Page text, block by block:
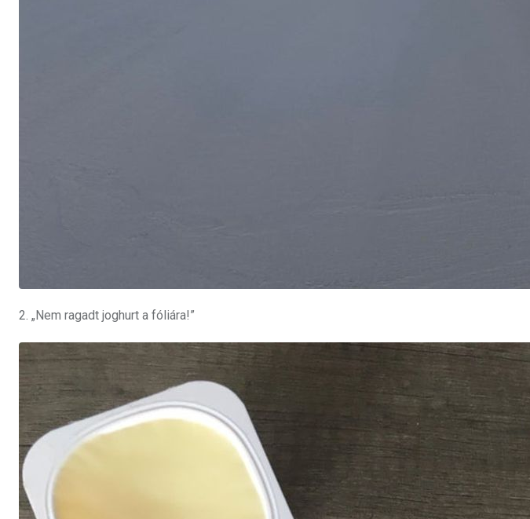
2. „Nem ragadt joghurt a fóliára!”